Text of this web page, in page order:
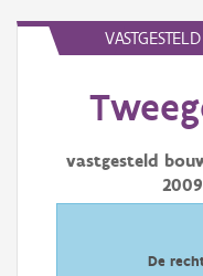
Aanduidingsobject
Waarneming
vastgesteld
2009
De